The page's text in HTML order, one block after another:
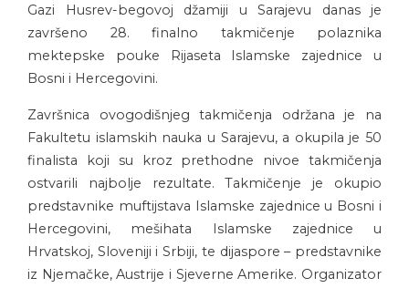
Gazi Husrev-begovoj džamiji u Sarajevu danas je
završeno 28. finalno takmičenje polaznika
mektepske pouke Rijaseta Islamske zajednice u
Bosni i Hercegovini.
Završnica ovogodišnjeg takmičenja održana je na
Fakultetu islamskih nauka u Sarajevu, a okupila je 50
finalista koji su kroz prethodne nivoe takmičenja
ostvarili najbolje rezultate. Takmičenje je okupio
predstavnike muftijstava Islamske zajednice u Bosni i
Hercegovini, mešihata Islamske zajednice u
Hrvatskoj, Sloveniji i Srbiji, te dijaspore – predstavnike
iz Njemačke, Austrije i Sjeverne Amerike. Organizator